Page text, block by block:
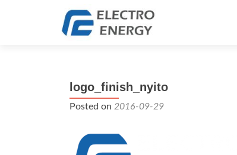
logo_finish_nyito
Posted on 2016-09-29